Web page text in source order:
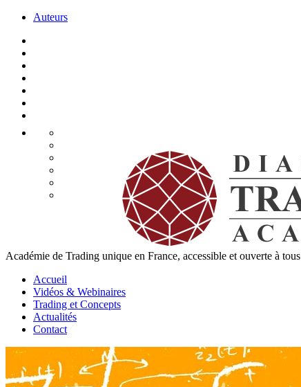
Auteurs
Académie de Trading unique en France, accessible et ouverte à tous
Accueil
Vidéos & Webinaires
Trading et Concepts
Actualités
Contact